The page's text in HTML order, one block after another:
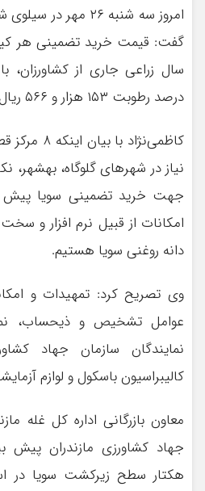
امروز سه شنبه ۲۶ مهر
گفت: قیمت خرید تضمینی هر
درصد رطوبت ۱۵۳ هزار و ۵۶۶ ریال خریداری می‌گردد.
کاظمی‌نژاد
نیاز در شهر‌های گلوگاه، بهشهر،
جهت خرید تضمینی سویا پیش
امکانات از قبیل نرم افزار و
دانه روغنی سویا هستیم.
وی تصریح کرد: تمهیدات و
عوامل تشخیص و ذیحساب،
نمایندگان سازمان جهاد
کالیبراسیون باسکول و لوازم
معاون بازرگانی اداره کل غله